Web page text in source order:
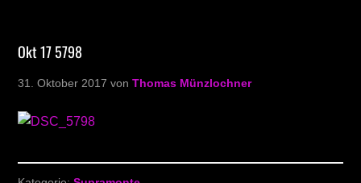
Okt 17 5798
31. Oktober 2017 vonThomas Münzlochner